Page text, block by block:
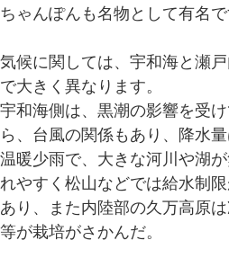
ちゃんぽんも名物として有名で
気候に関しては、宇和海と瀬
で大きく異なります。
宇和海側は、黒潮の影響を受
ら、台風の関係もあり、降水
温暖少雨で、大きな河川や湖
れやすく松山などでは給水制
あり、また内陸部の久万高原
等が栽培がさかんだ。